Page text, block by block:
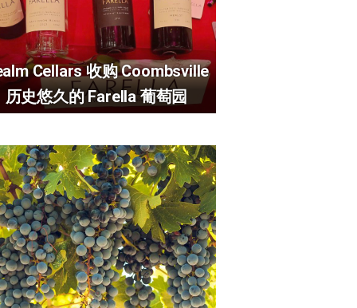
Cellars 收购 Coombsville
历史悠久的 Farella 葡萄园